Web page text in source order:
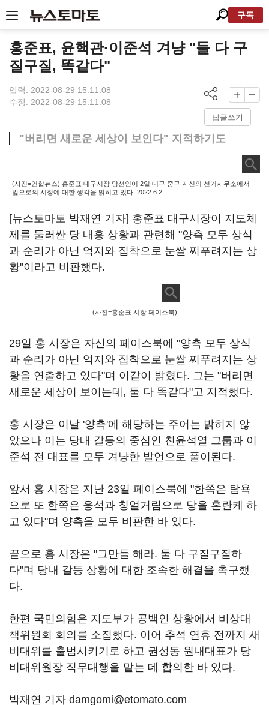
구독
홍준표, 윤핵관·이준석 겨냥 "둘 다 구
질구질, 똑같다"
입력: 2022-08-29 15:11:08
수정: 2022-08-29 15:11:08
답글쓰기
"버리면 새로운 세상이 보인다" 지적하기도
(사진=연합뉴스) 홍준표 대구시장 당선인이 2일 대구 중구 자신의 선거사무소에서
앞으로의 시정에 대한 생각을 밝히고 있다. 2022.6.2
[뉴스토마토 박재연 기자] 홍준표 대구시장이 지도체
제를 둘러싼 당 내홍 상황과 관련해 "양측 모두 상식
과 순리가 아닌 억지와 집착으로 눈쌀 찌푸려지는 상
황"이라고 비판했다.
(사진=홍준표 시장 페이스북)
29일 홍 시장은 자신의 페이스북에 "양측 모두 상식
과 순리가 아닌 억지와 집착으로 눈쌀 찌푸려지는 상
황을 연출하고 있다"며 이같이 밝혔다. 그는 "버리면
새로운 세상이 보이는데, 둘 다 똑같다"고 지적했다.
홍 시장은 이날 '양측'에 해당하는 주어는 밝히지 않
았으나 이는 당내 갈등의 중심인 친윤석열 그룹과 이
준석 전 대표를 모두 겨냥한 발언으로 풀이된다.
앞서 홍 시장은 지난 23일 페이스북에 "한쪽은 탐욕
으로 또 한쪽은 응석과 칭얼거림으로 당을 혼란케 하
고 있다"며 양측을 모두 비판한 바 있다.
끝으로 홍 시장은 "그만들 해라. 둘 다 구질구질하
다"며 당내 갈등 상황에 대한 조속한 해결을 촉구했
다.
한편 국민의힘은 지도부가 공백인 상황에서 비상대
책위원회 회의를 소집했다. 이어 추석 연휴 전까지 새
비대위를 출범시키기로 하고 권성동 원내대표가 당
비대위원장 직무대행을 맡는 데 합의한 바 있다.
박재연 기자 damgomi@etomato.com